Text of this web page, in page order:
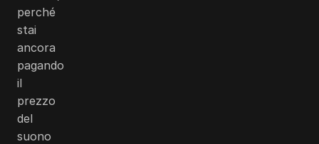
perché
stai
ancora
pagando
il
prezzo
del
suono